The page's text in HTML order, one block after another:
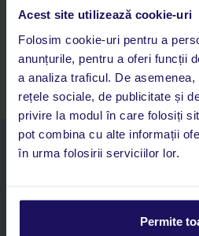
Acest site utilizează cookie-uri
Folosim cookie-uri pentru a
anunțurile, pentru a oferi funcții
a analiza traficul. De
rețele sociale, de publicitate și
privire la modul în care folosiți
pot combina cu alte informații
în urma folosirii serviciilor lor.
Permite
Acces la rezervările curente
singură aplicație
Asistență 24/7 prin chat, pe
Abonați-vă la